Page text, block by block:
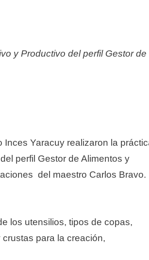
y Productivo del perfil Gestor de
Yaracuy realizaron la
perfil Gestor de Alimentos y
del maestro Carlos Bravo.
los utensilios, tipos de copas,
para la creación,